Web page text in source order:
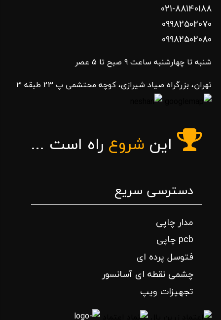
021-88140188
09982502070
09982502080
شنبه تا چهارشنبه ساعت 9 صبح تا 5 عصر
تهران، بزرگراه صیاد شیرازی، کوچه محتشمی پ 23 طبقه 3
این شروع راه است ...
دسترسی سریع
مدار چاپی
pcb چاپی
فتوسل پرده ای
چشمی نقطه ای آسانسور
تجهیزات ویپ